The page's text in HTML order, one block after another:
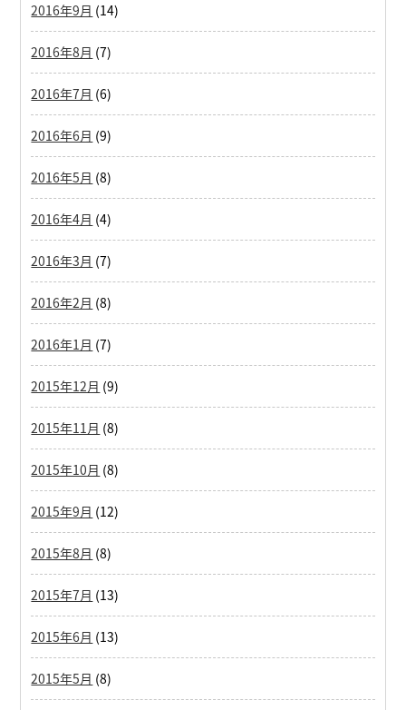
2016年9月 (14)
2016年8月 (7)
2016年7月 (6)
2016年6月 (9)
2016年5月 (8)
2016年4月 (4)
2016年3月 (7)
2016年2月 (8)
2016年1月 (7)
2015年12月 (9)
2015年11月 (8)
2015年10月 (8)
2015年9月 (12)
2015年8月 (8)
2015年7月 (13)
2015年6月 (13)
2015年5月 (8)